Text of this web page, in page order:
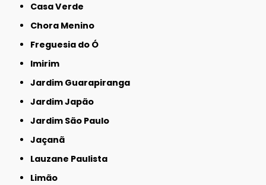
Casa Verde
Chora Menino
Freguesia do Ó
Imirim
Jardim Guarapiranga
Jardim Japão
Jardim São Paulo
Jaçanã
Lauzane Paulista
Limão